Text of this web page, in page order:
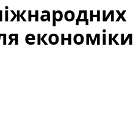
економіки